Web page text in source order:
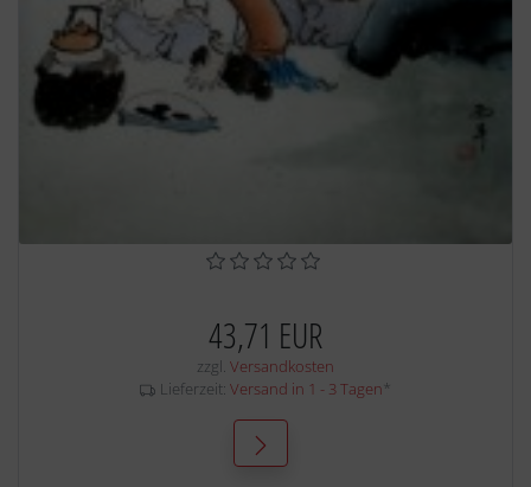
43,71 EUR
zzgl. Versandkosten
Lieferzeit: Versand in 1 - 3 Tagen *